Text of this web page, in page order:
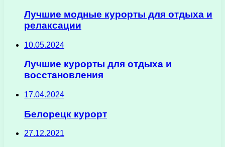
Лучшие модные курорты для отдыха и
релаксации
10.05.2024
Лучшие курорты для отдыха и
восстановления
17.04.2024
Белорецк курорт
27.12.2021